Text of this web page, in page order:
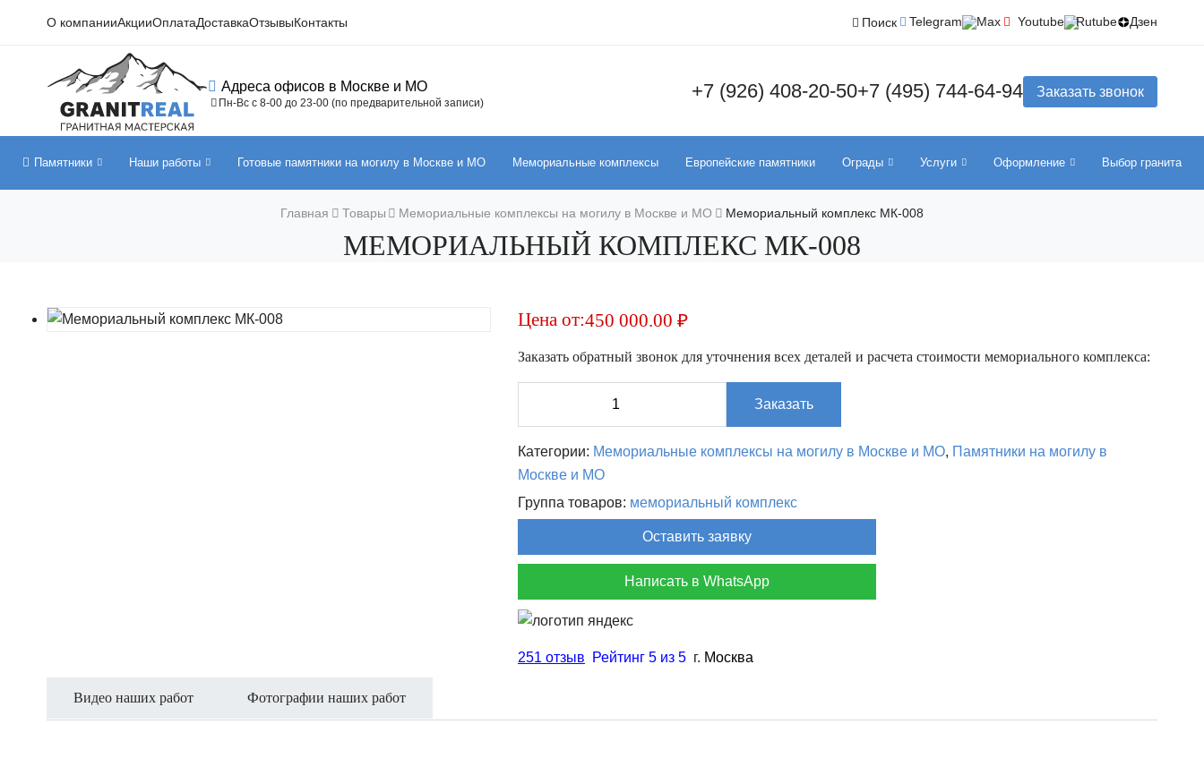
О компанииАкцииОплатаДоставкаОтзывыКонтакты Поиск Telegram Max Youtube Rutube Дзен
Адреса офисов в Москве и МО
Пн-Вс с 8-00 до 23-00 (по предварительной записи)
+7 (926) 408-20-50+7 (495) 744-64-94 Заказать звонок
Памятники Наши работы Готовые памятники на могилу в Москве и МО Мемориальные комплексы Европейские памятники Ограды Услуги Оформление Выбор гранита
Главная Товары Мемориальные комплексы на могилу в Москве и МО Мемориальный комплекс МК-008
МЕМОРИАЛЬНЫЙ КОМПЛЕКС МК-008
Цена от:450 000.00 ₽
Заказать обратный звонок для уточнения всех деталей и расчета стоимости мемориального комплекса:
комплекс
Заказать
Категории: Мемориальные комплексы на могилу в Москве и МО, Памятники на могилу в
Москве и МО
Группа товаров: мемориальный комплекс
Оставить заявку
Написать в WhatsApp
251 отзыв Рейтинг 5 из 5 г. Москва
Видео наших работ Фотографии наших работ